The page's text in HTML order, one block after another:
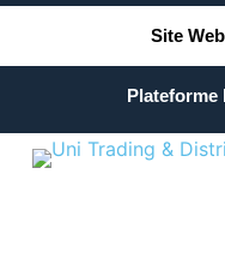
Site
Plateforme
e